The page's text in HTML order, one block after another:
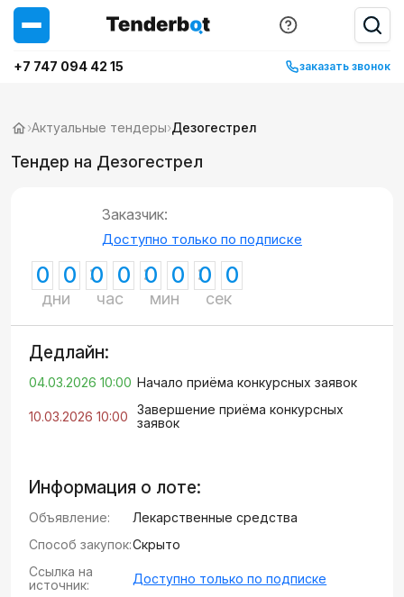
+7 747 094 42 15 заказать звонок
›Актуальные тендеры›Дезогестрел
Тендер на Дезогестрел
Заказчик:
Доступно только по подписке
0 0
дни
0 0
час
0 0
мин
0 0
сек
Дедлайн:
04.03.2026 10:00 Начало приёма конкурсных заявок
10.03.2026 10:00
Завершение приёма конкурсных
заявок
Информация о лоте:
Объявление:
Лекарственные средства
Способ закупок:Скрыто
Ссылка на
источник:
Доступно только по подписке